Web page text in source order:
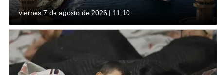
viernes 7 de agosto de 2026 | 11:10